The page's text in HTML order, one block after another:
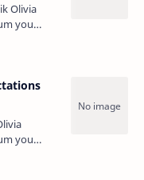
Olivia
you
Tema
you
Tema